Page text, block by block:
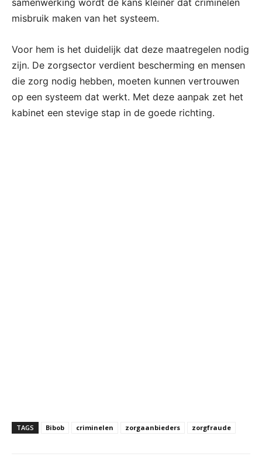
samenwerking wordt de kans kleiner dat criminelen
misbruik maken van het systeem.
Voor hem is het duidelijk dat deze maatregelen nodig
zijn. De zorgsector verdient bescherming en mensen
die zorg nodig hebben, moeten kunnen vertrouwen
op een systeem dat werkt. Met deze aanpak zet het
kabinet een stevige stap in de goede richting.
TAGS Bibob criminelen zorgaanbieders zorgfraude